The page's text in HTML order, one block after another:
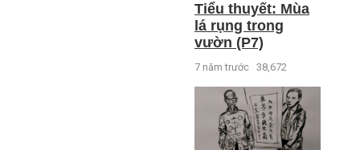
Tiểu thuyết: Mùa
lá rụng trong
vườn (P7)
7 năm trước 38,672